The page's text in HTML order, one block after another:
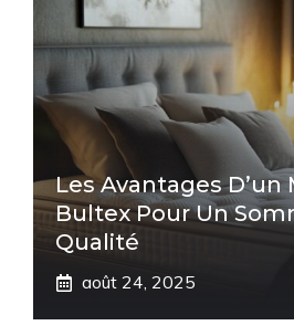
Les Avantages D’un
Bultex Pour Un
Qualité
août 24, 2025